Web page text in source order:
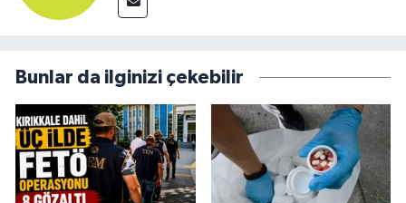
Bunlar da ilginizi çekebilir